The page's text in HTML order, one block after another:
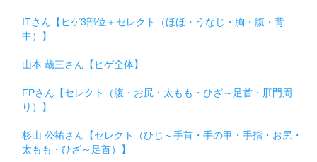
ITさん【ヒゲ3部位＋セレクト（ほほ・うなじ・胸・腹・背
中）】
山本 哉三さん【ヒゲ全体】
FPさん【セレクト（腹・お尻・太もも・ひざ～足首・肛門周
り）】
杉山 公祐さん【セレクト（ひじ～手首・手の甲・手指・お尻・
太もも・ひざ～足首）】